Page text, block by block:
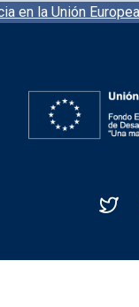
en la Unión Europea